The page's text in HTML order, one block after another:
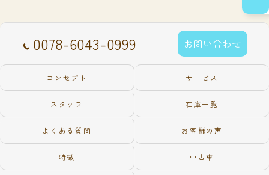
0078-6043-0999 お問い合わせ
コンセプト サービス
スタッフ 在庫一覧
よくある質問 お客様の声
特徴 中古車